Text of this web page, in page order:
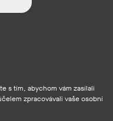
s tím, abychom vám zasílali
zpracovávali vaše osobní